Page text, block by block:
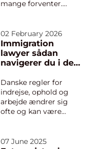
mange forventer.
skærmen eller
problemer med at
køre i mørke kan alle
være tegn på, at tiden
øjnene. I en by som
Aarhus er der ma...
02 February 2026
Immigration
lawyer sådan
navigerer du i de
Danske regler for
indrejse, ophold og
arbejde ændrer sig
ofte og kan være
virksomheder og
07 June 2025